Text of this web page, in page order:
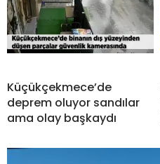
Küçükçekmece’de
deprem oluyor sandılar
ama olay başkaydı